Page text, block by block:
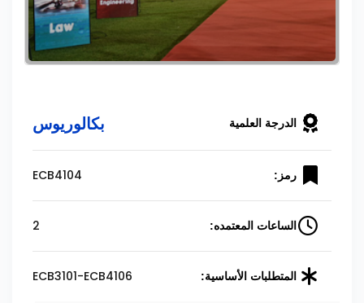
الدرجة العلمية بكالوريوس
رمز: ECB4104
الساعات المعتمده: 2
المتطلبات الأساسية: ECB3101-ECB4106